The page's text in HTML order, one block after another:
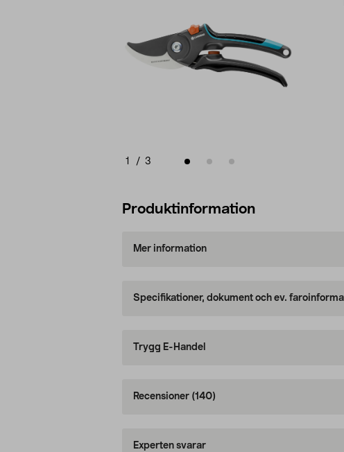
1 / 3
Produktinformation
Mer information
Specifikationer, dokument och ev.
Trygg E-Handel
Recensioner (140)
Experten svarar